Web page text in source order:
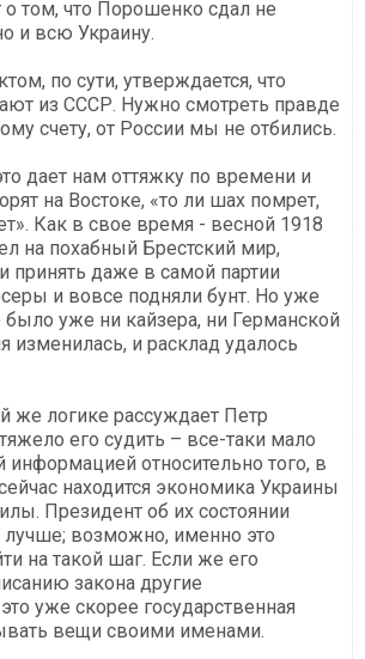
о том, что Порошенко сдал не
и всю Украину.
по сути, утверждается, что
из СССР. Нужно смотреть правде
счету, от России мы не отбились.
дает нам оттяжку по времени и
на Востоке, «то ли шах помрет,
Как в свое время - весной 1918
на похабный Брестский мир,
принять даже в самой партии
и вовсе подняли бунт. Но уже
было уже ни кайзера, ни Германской
изменилась, и расклад удалось
же логике рассуждает Петр
его судить – все-таки мало
информацией относительно того, в
находится экономика Украины
Президент об их состоянии
возможно, именно это
на такой шаг. Если же его
закона другие
уже скорее государственная
вещи своими именами.